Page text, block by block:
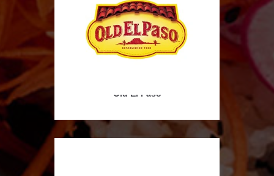
Old El Paso